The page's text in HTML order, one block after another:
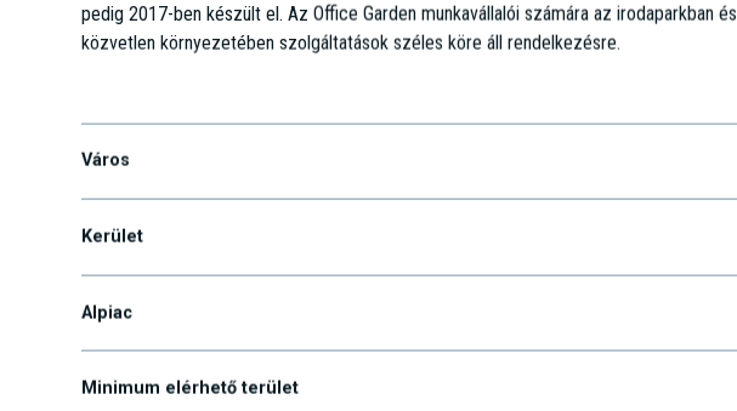
pedig 2017-ben készült el. Az Office Garden munkavállalói számára az irodaparkban és
közvetlen környezetében szolgáltatások széles köre áll rendelkezésre.
Város
Kerület
Alpiac
Minimum elérhető terület